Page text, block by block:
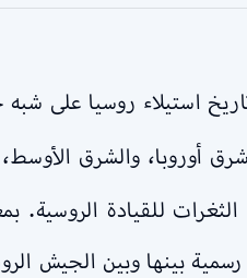
أوروبا، والشرق الأوسط،
للقيادة الروسية.
بينها وبين الجيش